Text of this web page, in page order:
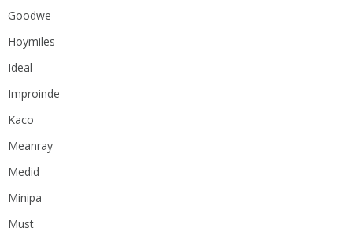
Goodwe
Hoymiles
Ideal
Improinde
Kaco
Meanray
Medid
Minipa
Must